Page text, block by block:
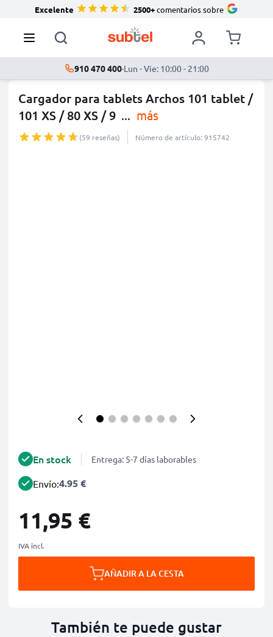
Excelente 2500+comentarios sobre
910 470 400·Lun - Vie: 10:00 - 21:00
Cargador para tablets Archos 101 tablet /
101 XS / 80 XS / 9 ... más
(59 reseñas) Número de artículo: 915742
En stock Entrega: 5-7 días laborables
Envío:4.95 €
11,95 €
IVA incl.
AÑADIR A LA CESTA
También te puede gustar